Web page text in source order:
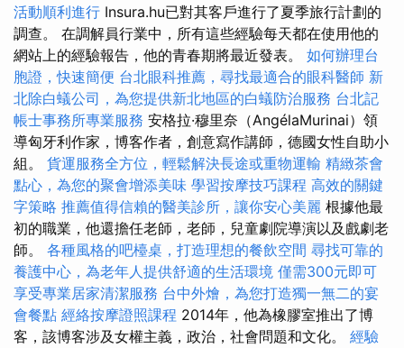
活動順利進行 Insura.hu已對其客戶進行了夏季旅行計劃的
調查。 在調解員行業中，所有這些經驗每天都在使用他的
網站上的經驗報告，他的青春期將最近發表。 如何辦理台
胞證，快速簡便 台北眼科推薦，尋找最適合的眼科醫師 新
北除白蟻公司，為您提供新北地區的白蟻防治服務 台北記
帳士事務所專業服務 安格拉·穆里奈（AngélaMurinai）領
導匈牙利作家，博客作者，創意寫作講師，德國女性自助小
組。 貨運服務全方位，輕鬆解決長途或重物運輸 精緻茶會
點心，為您的聚會增添美味 學習按摩技巧課程 高效的關鍵
字策略 推薦值得信賴的醫美診所，讓你安心美麗 根據他最
初的職業，他還擔任老師，老師，兒童劇院導演以及戲劇老
師。 各種風格的吧檯桌，打造理想的餐飲空間 尋找可靠的
養護中心，為老年人提供舒適的生活環境 僅需300元即可
享受專業居家清潔服務 台中外燴，為您打造獨一無二的宴
會餐點 經絡按摩證照課程 2014年，他為橡膠室推出了博
客，該博客涉及女權主義，政治，社會問題和文化。 經驗